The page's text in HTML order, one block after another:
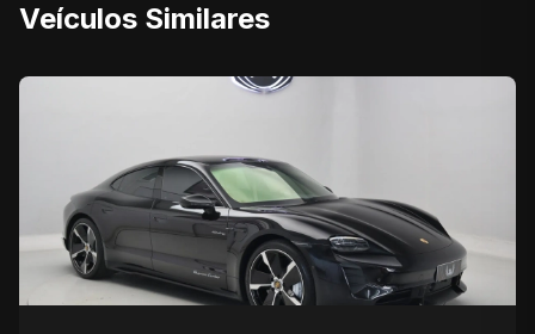
Veículos Similares